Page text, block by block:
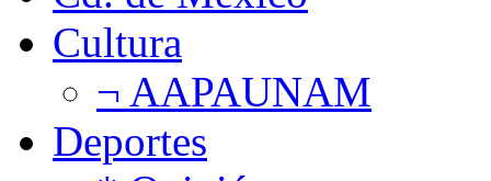
Cultura
¬ AAPAUNAM
Deportes